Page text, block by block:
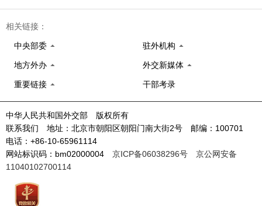
相关链接：
中央部委 驻外机构
地方外办 外交新媒体
重要链接 干部考录
中华人民共和国外交部 版权所有
联系我们 地址：北京市朝阳区朝阳门南大街2号 邮编：100701
电话：+86-10-65961114
网站标识码：bm02000004 京ICP备06038296号
京公网安备
11040102700114